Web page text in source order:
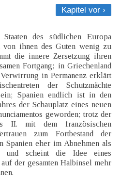
Kapitel vor ›
des südlichen Europa
von ihnen des Guten wenig zu
die innere Zersetzung ihren
Fortgang; in Griechenland
in Permanenz erklärt
der Schutzmächte
Spanien endlich ist in den
der Schauplatz eines neuen
geworden; trotz der
II. mit dem französischen
zum Fortbestand der
Spanien eher im Abnehmen als
und scheint die Idee eines
der gesamten Halbinsel mehr